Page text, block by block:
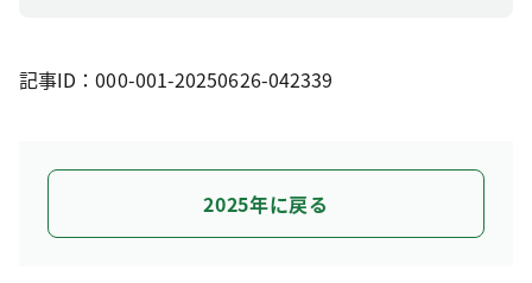
記事ID：000-001-20250626-042339
2025年に戻る